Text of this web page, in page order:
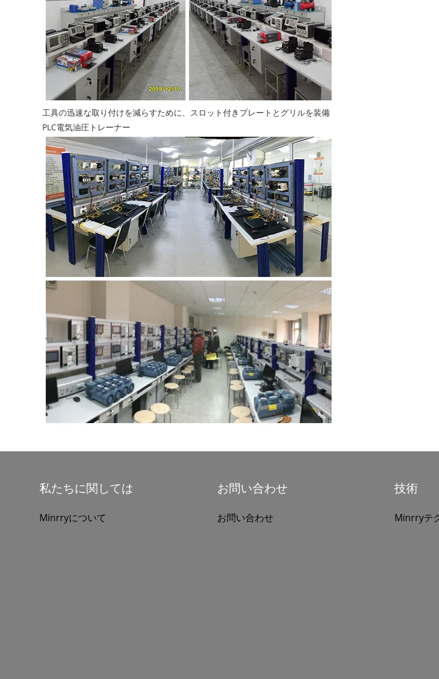
工具の迅速な取り付けを減らすために、スロット付きプレートとグリルを装備
PLC電気油圧トレーナー
私たちに関しては
Minrryについて
お問い合わせ
お問い合わせ
技術
Minrryテ